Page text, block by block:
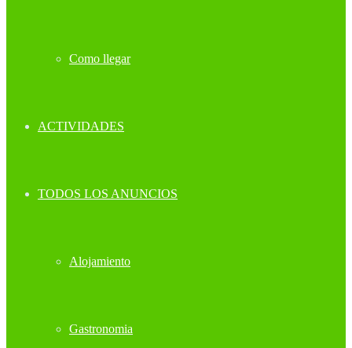
Como llegar
ACTIVIDADES
TODOS LOS ANUNCIOS
Alojamiento
Gastronomia